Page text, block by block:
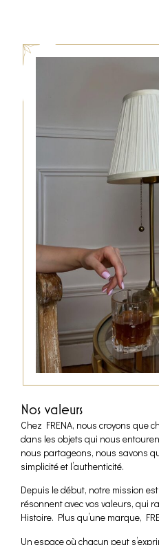
Nos valeurs
Chez FRENA, nous croyons que
dans les objets qui nous
nous partageons, nous savons
simplicité et l’authenticité.
Depuis le début, notre mission
résonnent avec vos valeurs, qui
Histoire. Plus qu’une marque,
Un espace où chacun peut